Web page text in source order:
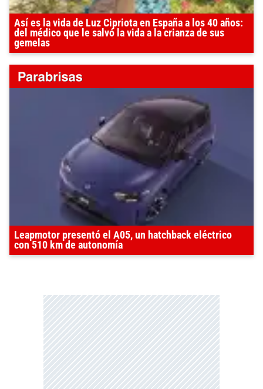
Así es la vida de Luz Cipriota en España a los 40 años:
del médico que le salvó la vida a la crianza de sus
gemelas
Leapmotor presentó el A05, un hatchback eléctrico
con 510 km de autonomía